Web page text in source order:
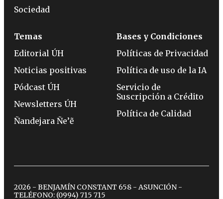
Sociedad
Temas
Editorial ÚH
Noticias positivas
Pódcast ÚH
Newsletters ÚH
Ñandejara Ñe’ẽ
Bases y Condiciones
Políticas de Privacidad
Política de uso de la IA
Servicio de
Suscripción a Crédito
Política de Calidad
2026 - BENJAMÍN CONSTANT 658 - ASUNCIÓN -
TELÉFONO: (0994) 715 715